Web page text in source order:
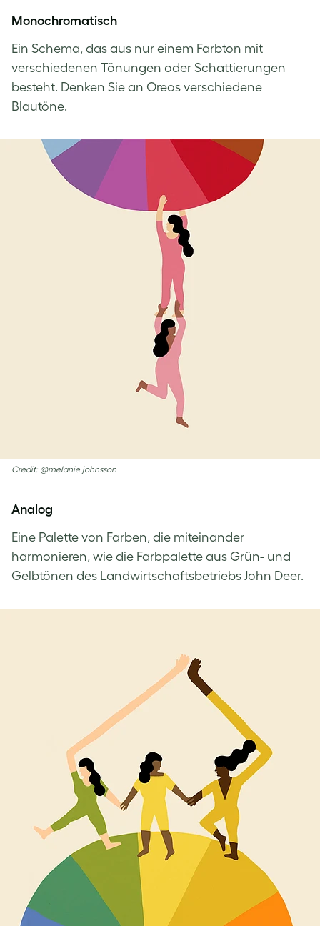
Monochromatisch
Ein Schema, das aus nur einem Farbton mit
verschiedenen Tönungen oder Schattierungen
besteht. Denken Sie an Oreos verschiedene
Blautöne.
Credit: @melanie.johnsson
Analog
Eine Palette von Farben, die miteinander
harmonieren, wie die Farbpalette aus Grün- und
Gelbtönen des Landwirtschaftsbetriebs John Deer.